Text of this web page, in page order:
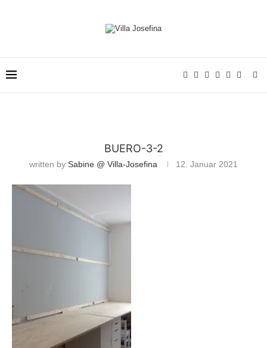
BUERO-3-2
written by Sabine @ Villa-Josefina 12. Januar 2021